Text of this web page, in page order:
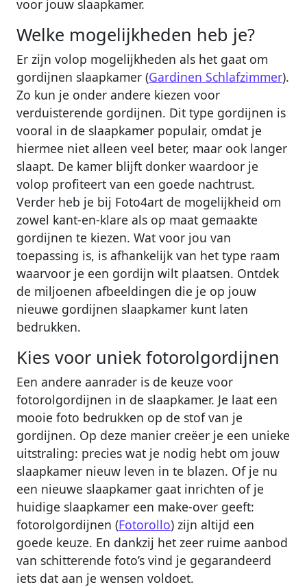
voor jouw slaapkamer.
Welke mogelijkheden heb je?
Er zijn volop mogelijkheden als het gaat om
gordijnen slaapkamer (Gardinen Schlafzimmer).
Zo kun je onder andere kiezen voor
verduisterende gordijnen. Dit type gordijnen is
vooral in de slaapkamer populair, omdat je
hiermee niet alleen veel beter, maar ook langer
slaapt. De kamer blijft donker waardoor je
volop profiteert van een goede nachtrust.
Verder heb je bij Foto4art de mogelijkheid om
zowel kant-en-klare als op maat gemaakte
gordijnen te kiezen. Wat voor jou van
toepassing is, is afhankelijk van het type raam
waarvoor je een gordijn wilt plaatsen. Ontdek
de miljoenen afbeeldingen die je op jouw
nieuwe gordijnen slaapkamer kunt laten
bedrukken.
Kies voor uniek fotorolgordijnen
Een andere aanrader is de keuze voor
fotorolgordijnen in de slaapkamer. Je laat een
mooie foto bedrukken op de stof van je
gordijnen. Op deze manier creëer je een unieke
uitstraling: precies wat je nodig hebt om jouw
slaapkamer nieuw leven in te blazen. Of je nu
een nieuwe slaapkamer gaat inrichten of je
huidige slaapkamer een make-over geeft:
fotorolgordijnen (Fotorollo) zijn altijd een
goede keuze. En dankzij het zeer ruime aanbod
van schitterende foto’s vind je gegarandeerd
iets dat aan je wensen voldoet.